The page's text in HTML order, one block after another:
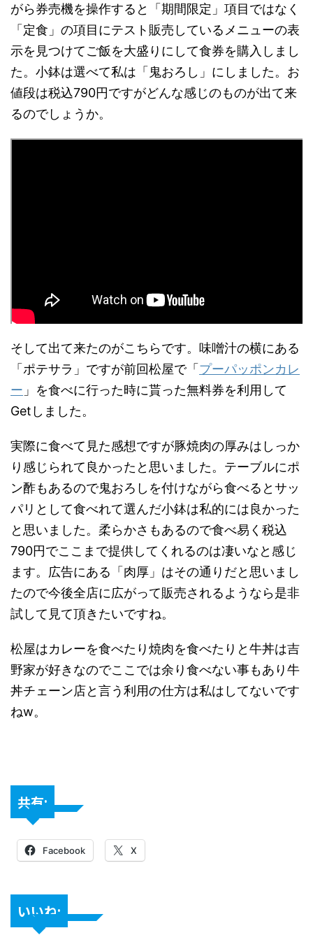
がら券売機を操作すると「期間限定」項目ではなく
「定食」の項目にテスト販売しているメニューの表
示を見つけてご飯を大盛りにして食券を購入しまし
た。小鉢は選べて私は「鬼おろし」にしました。お
値段は税込790円ですがどんな感じのものが出て来
るのでしょうか。
そして出て来たのがこちらです。味噌汁の横にある
「ポテサラ」ですが前回松屋で「 プーパッポンカレ
ー 」を食べに行った時に貰った無料券を利用して
Getしました。
実際に食べて見た感想ですが豚焼肉の厚みはしっか
り感じられて良かったと思いました。テーブルにポ
ン酢もあるので鬼おろしを付けながら食べるとサッ
パリとして食べれて選んだ小鉢は私的には良かった
と思いました。柔らかさもあるので食べ易く税込
790円でここまで提供してくれるのは凄いなと感じ
ます。広告にある「肉厚」はその通りだと思いまし
たので今後全店に広がって販売されるようなら是非
試して見て頂きたいですね。
松屋はカレーを食べたり焼肉を食べたりと牛丼は吉
野家が好きなのでここでは余り食べない事もあり牛
丼チェーン店と言う利用の仕方は私はしてないです
ねw。
共有:
Facebook X
いいね: